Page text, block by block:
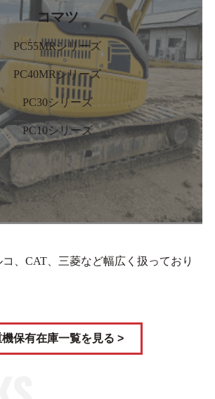
コマツ
PC55MRシリーズ
PC40MRシリーズ
PC30シリーズ
PC10シリーズ
、CAT、三菱など幅広く扱っており
機保有在庫一覧を見る >